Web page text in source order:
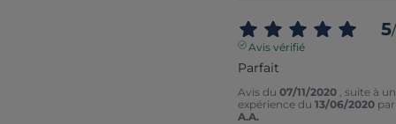
5/
Avis vérifié
Parfait
Avis du 07/11/2020
, suite à
expérience du 13/06/2020 par
A.A.